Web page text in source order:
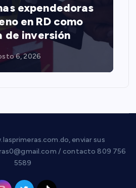
expendedoras
en RD como
inversión
6, 2026
enviar sus
/ contacto 809 756
5589